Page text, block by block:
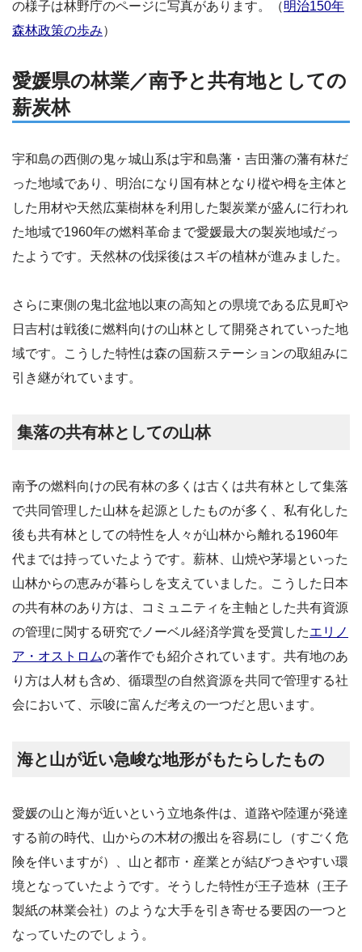
の様子は林野庁のページに写真があります。（明治150年
森林政策の歩み）
愛媛県の林業／南予と共有地としての
薪炭林
宇和島の西側の鬼ヶ城山系は宇和島藩・吉田藩の藩有林だ
った地域であり、明治になり国有林となり樅や栂を主体と
した用材や天然広葉樹林を利用した製炭業が盛んに行われ
た地域で1960年の燃料革命まで愛媛最大の製炭地域だっ
たようです。天然林の伐採後はスギの植林が進みました。
さらに東側の鬼北盆地以東の高知との県境である広見町や
日吉村は戦後に燃料向けの山林として開発されていった地
域です。こうした特性は森の国薪ステーションの取組みに
引き継がれています。
集落の共有林としての山林
南予の燃料向けの民有林の多くは古くは共有林として集落
で共同管理した山林を起源としたものが多く、私有化した
後も共有林としての特性を人々が山林から離れる1960年
代までは持っていたようです。薪林、山焼や茅場といった
山林からの恵みが暮らしを支えていました。こうした日本
の共有林のあり方は、コミュニティを主軸とした共有資源
の管理に関する研究でノーベル経済学賞を受賞したエリノ
ア・オストロムの著作でも紹介されています。共有地のあ
り方は人材も含め、循環型の自然資源を共同で管理する社
会において、示唆に富んだ考えの一つだと思います。
海と山が近い急峻な地形がもたらしたもの
愛媛の山と海が近いという立地条件は、道路や陸運が発達
する前の時代、山からの木材の搬出を容易にし（すごく危
険を伴いますが）、山と都市・産業とが結びつきやすい環
境となっていたようです。そうした特性が王子造林（王子
製紙の林業会社）のような大手を引き寄せる要因の一つと
なっていたのでしょう。